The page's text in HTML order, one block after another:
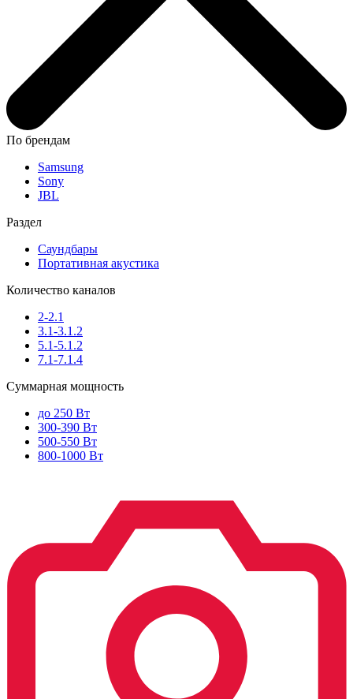
По брендам
Samsung
Sony
JBL
Раздел
Саундбары
Портативная акустика
Количество каналов
2-2.1
3.1-3.1.2
5.1-5.1.2
7.1-7.1.4
Суммарная мощность
до 250 Вт
300-390 Вт
500-550 Вт
800-1000 Вт